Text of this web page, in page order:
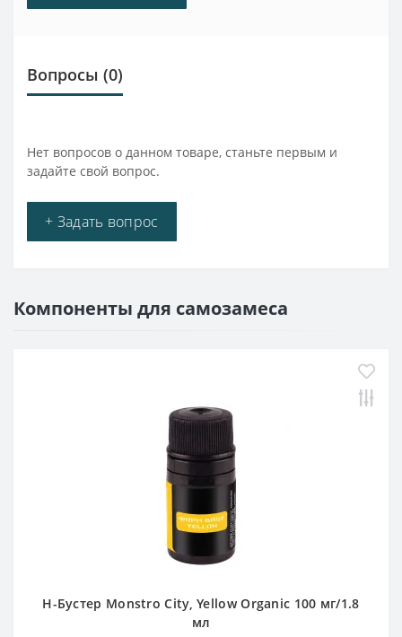
Вопросы (0)
Нет вопросов о данном товаре, станьте первым и
задайте свой вопрос.
+ Задать вопрос
Компоненты для самозамеса
Н-Бустер Monstro City, Yellow Organic 100 мг/1.8
мл